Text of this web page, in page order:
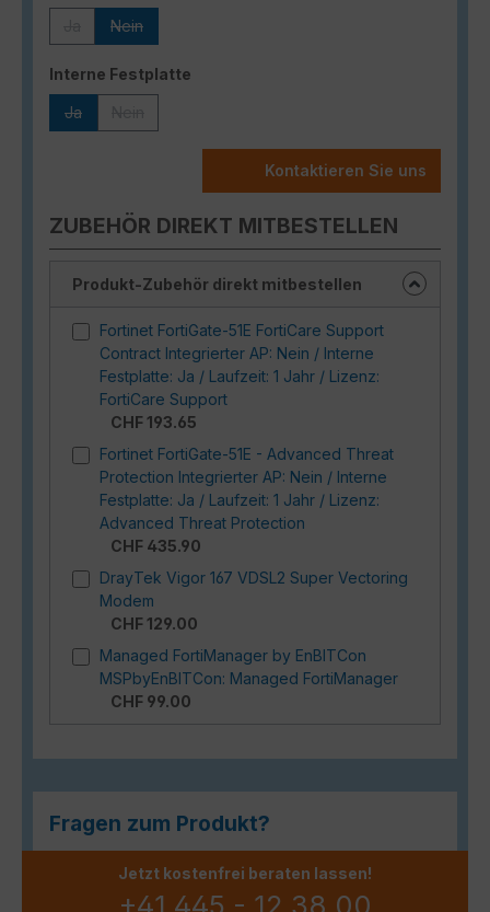
Nein
Interne Festplatte
Ja
Kontaktieren Sie uns
ZUBEHÖR DIREKT MITBESTELLEN
Produkt-Zubehör direkt mitbestellen
Fortinet FortiGate-51E FortiCare Support
Contract Integrierter AP: Nein / Interne
Festplatte: Ja / Laufzeit: 1 Jahr / Lizenz:
FortiCare Support
CHF 193.65
Fortinet FortiGate-51E - Advanced Threat
Protection Integrierter AP: Nein / Interne
Festplatte: Ja / Laufzeit: 1 Jahr / Lizenz:
Advanced Threat Protection
CHF 435.90
DrayTek Vigor 167 VDSL2 Super Vectoring
Modem
CHF 129.00
Managed FortiManager by EnBITCon
MSPbyEnBITCon: Managed FortiManager
CHF 99.00
Fragen zum Produkt?
Jetzt kostenfrei beraten lassen!